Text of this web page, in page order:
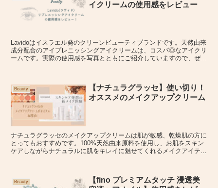
イクリームの使用感をレビュー
Lavidoはイスラエル発のクリーンビューティブランドです。天然由来
成分配合のアイプレニッシングアイクリームは、コスパ◎なアイクリ
ームです。実際の使用感を写真とともにご紹介していますので、ぜひ
Beauty
【ナチュラグラッセ】使い切り！
オススメのメイクアップクリーム
ナチュラグラッセのメイクアップクリームは肌が敏感、乾燥肌の方に
とってもおすすめです。100%天然由来原料を使用し、お肌をスキン
ケアしながらナチュラルに肌をキレイに魅せてくれるメイクアイテム
Beauty
【fino プレミアムタッチ 浸透美